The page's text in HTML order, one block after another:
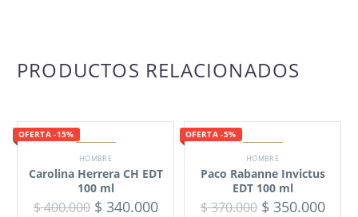
PRODUCTOS RELACIONADOS
OFERTA -15%
HOMBRE
Carolina Herrera CH EDT
100 ml
$400.000 $ 340.000
OFERTA -5%
HOMBRE
Paco Rabanne Invictus
EDT 100 ml
$370.000 $ 350.000